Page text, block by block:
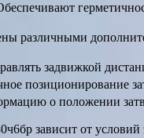
различными
задвижкой
позиционирование
о положении
зависит от